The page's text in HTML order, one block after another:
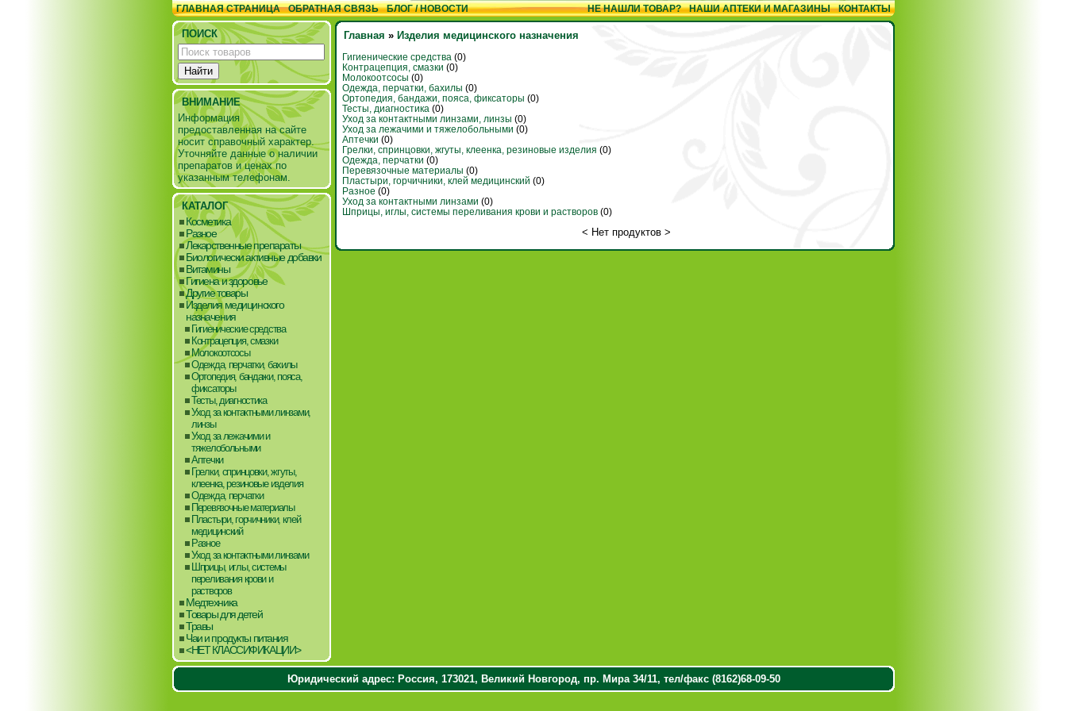
НЕ НАШЛИ ТОВАР? НАШИ АПТЕКИ И МАГАЗИНЫ КОНТАКТЫ
ГЛАВНАЯ СТРАНИЦА ОБРАТНАЯ СВЯЗЬ БЛОГ / НОВОСТИ
ПОИСК
ВНИМАНИЕ
Информация
предоставленная на сайте
носит справочный характер.
Уточняйте данные о наличии
препаратов и ценах по
указанным телефонам.
КАТАЛОГ
Косметика
Разное
Лекарственные препараты
Биологически активные добавки
Витамины
Гигиена и здоровье
Другие товары
Изделия медицинского
назначения
Гигиенические средства
Контрацепция, смазки
Молокоотсосы
Одежда, перчатки, бахилы
Ортопедия, бандажи, пояса,
фиксаторы
Тесты, диагностика
Уход за контактными линзами,
линзы
Уход за лежачими и
тяжелобольными
Аптечки
Грелки, спринцовки, жгуты,
клеенка, резиновые изделия
Одежда, перчатки
Перевязочные материалы
Пластыри, горчичники, клей
медицинский
Разное
Уход за контактными линзами
Шприцы, иглы, системы
переливания крови и
растворов
Медтехника
Товары для детей
Травы
Чаи и продукты питания
<НЕТ КЛАССИФИКАЦИИ>
Главная » Изделия медицинского назначения
Гигиенические средства (0)
Контрацепция, смазки (0)
Молокоотсосы (0)
Одежда, перчатки, бахилы (0)
Ортопедия, бандажи, пояса, фиксаторы (0)
Тесты, диагностика (0)
Уход за контактными линзами, линзы (0)
Уход за лежачими и тяжелобольными (0)
Аптечки (0)
Грелки, спринцовки, жгуты, клеенка, резиновые изделия (0)
Одежда, перчатки (0)
Перевязочные материалы (0)
Пластыри, горчичники, клей медицинский (0)
Разное (0)
Уход за контактными линзами (0)
Шприцы, иглы, системы переливания крови и растворов (0)
< Нет продуктов >
Юридический адрес: Россия, 173021, Великий Новгород, пр. Мира 34/11, тел/факс (8162)68-09-50